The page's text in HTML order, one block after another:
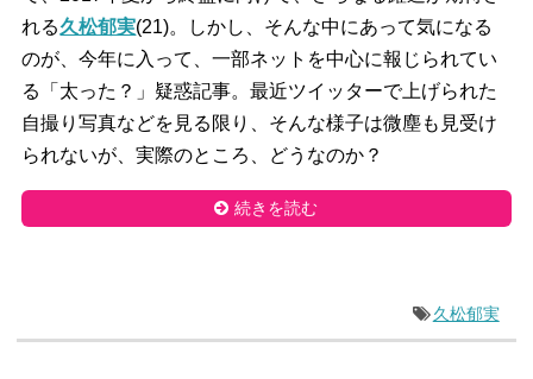
れる久松郁実(21)。しかし、そんな中にあって気になる
のが、今年に入って、一部ネットを中心に報じられてい
る「太った？」疑惑記事。最近ツイッターで上げられた
自撮り写真などを見る限り、そんな様子は微塵も見受け
られないが、実際のところ、どうなのか？
続きを読む
久松郁実